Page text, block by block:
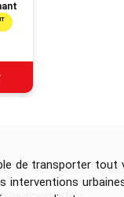
de transporter